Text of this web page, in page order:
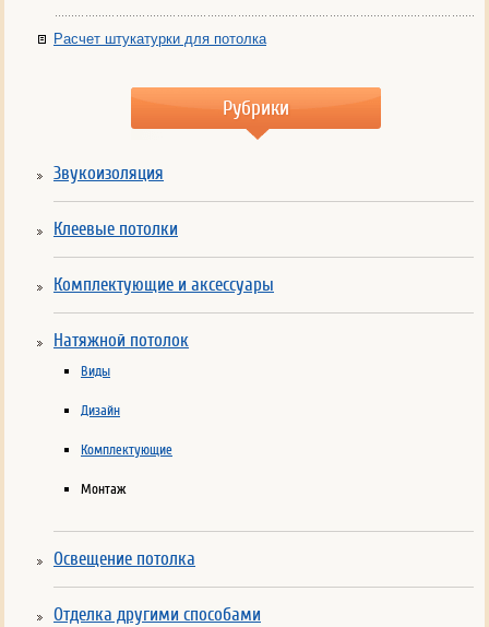
Расчет штукатурки для потолка
Рубрики
Звукоизоляция
Клеевые потолки
Комплектующие и аксессуары
Натяжной потолок
Виды
Дизайн
Комплектующие
Монтаж
Освещение потолка
Отделка другими способами